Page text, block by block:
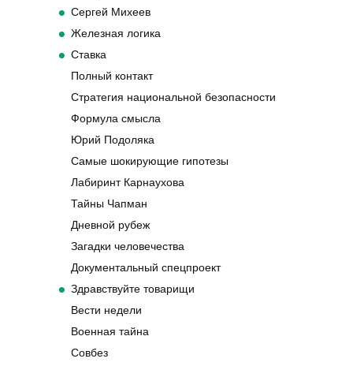
Сергей Михеев
Железная логика
Ставка
Полный контакт
Стратегия национальной безопасности
Формула смысла
Юрий Подоляка
Самые шокирующие гипотезы
Лабиринт Карнаухова
Тайны Чапман
Дневной рубеж
Загадки человечества
Документальный спецпроект
Здравствуйте товарищи
Вести недели
Военная тайна
Совбез